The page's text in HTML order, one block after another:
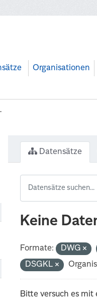
Organisationen
Datensätze
Keine
Formate: DWG
DSGKL
Bitte versuch es mit